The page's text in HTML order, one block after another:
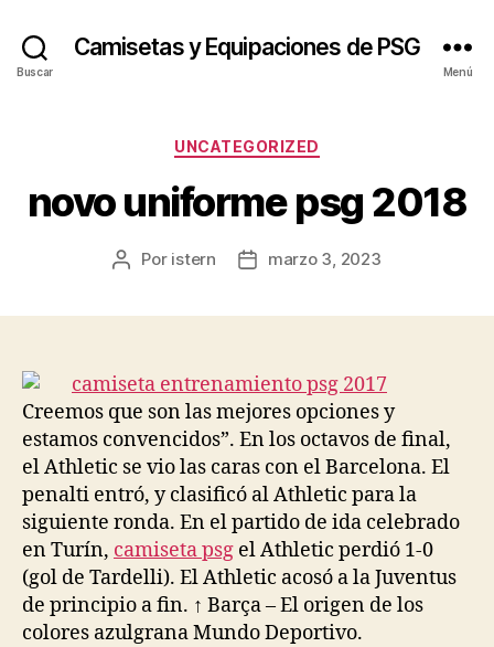
Buscar
Camisetas y Equipaciones de PSG
Menú
Categorías
UNCATEGORIZED
novo uniforme psg 2018
Autor
Por istern
Fechamarzo 3, 2023
Creemos que son las mejores opciones y
estamos convencidos”. En los octavos de final,
el Athletic se vio las caras con el Barcelona. El
penalti entró, y clasificó al Athletic para la
siguiente ronda. En el partido de ida celebrado
en Turín, camiseta psg el Athletic perdió 1-0
(gol de Tardelli). El Athletic acosó a la Juventus
de principio a fin. ↑ Barça – El origen de los
colores azulgrana Mundo Deportivo.